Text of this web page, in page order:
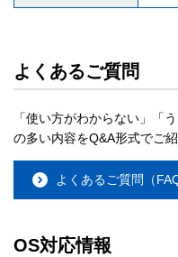
よくあるご質問
「使い方がわからない」「
の多い内容をQ&A形式でご紹
よくあるご質問（FAQ
OS対応情報